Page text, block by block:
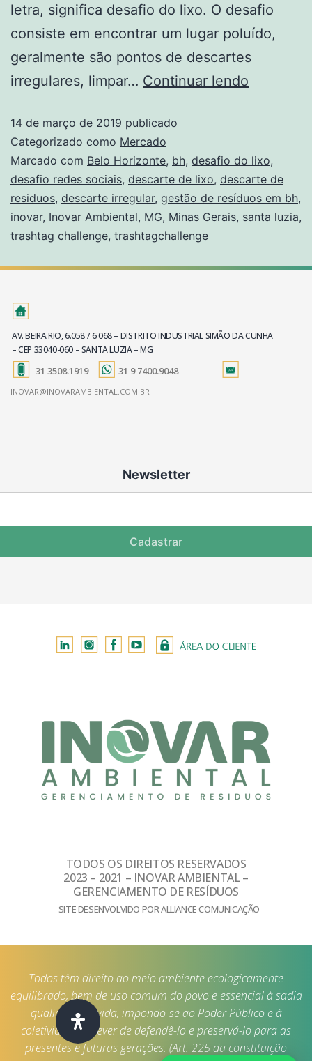
letra, significa desafio do lixo. O desafio
consiste em encontrar um lugar poluído,
geralmente são pontos de descartes
irregulares, limpar… Continuar lendo
14 de março de 2019 publicado
Categorizado como Mercado
Marcado com Belo Horizonte, bh, desafio do lixo,
desafio redes sociais, descarte de lixo, descarte de
residuos, descarte irregular, gestão de resíduos em bh,
inovar, Inovar Ambiental, MG, Minas Gerais, santa luzia,
trashtag challenge, trashtagchallenge
AV. BEIRA RIO, 6.058 / 6.068 – DISTRITO INDUSTRIAL SIMÃO DA CUNHA
– CEP 33040-060 – SANTA LUZIA – MG
31 3508.1919 31 9 7400.9048
INOVAR@INOVARAMBIENTAL.COM.BR
Newsletter
Cadastrar
TODOS OS DIREITOS RESERVADOS
2023 – 2021 – INOVAR AMBIENTAL –
GERENCIAMENTO DE RESÍDUOS
SITE DESENVOLVIDO POR ALLIANCE COMUNICAÇÃO
Todos têm direito ao meio ambiente ecologicamente
equilibrado, bem de uso comum do povo e essencial à sadia
qualidade de vida, impondo-se ao Poder Público e à
coletividade o dever de defendê-lo e preservá-lo para as
presentes e futuras gerações. (Art. 225 da constituição